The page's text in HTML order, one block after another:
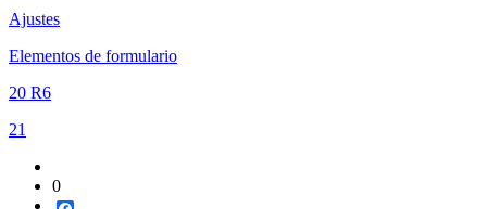
Ajustes
Elementos de formulario
20 R6
21
0